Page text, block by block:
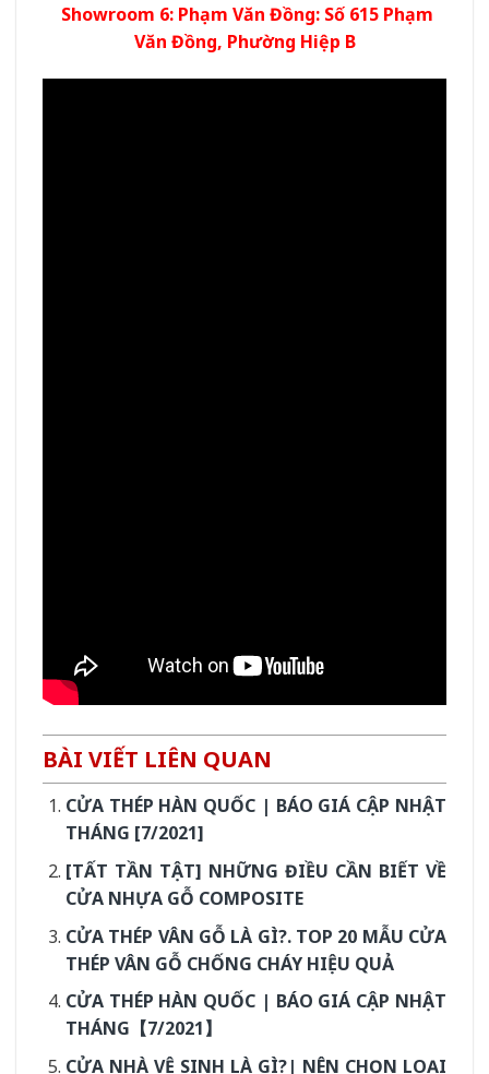
Showroom 6: Phạm Văn Đồng: Số 615 Phạm
Văn Đồng, Phường Hiệp B
BÀI VIẾT LIÊN QUAN
CỬA THÉP HÀN QUỐC | BÁO GIÁ CẬP NHẬT
THÁNG [7/2021]
[TẤT TẦN TẬT] NHỮNG ĐIỀU CẦN BIẾT VỀ
CỬA NHỰA GỖ COMPOSITE
CỬA THÉP VÂN GỖ LÀ GÌ?. TOP 20 MẪU CỬA
THÉP VÂN GỖ CHỐNG CHÁY HIỆU QUẢ
CỬA THÉP HÀN QUỐC | BÁO GIÁ CẬP NHẬT
THÁNG【7/2021】
CỬA NHÀ VỆ SINH LÀ GÌ?| NÊN CHỌN LOẠI